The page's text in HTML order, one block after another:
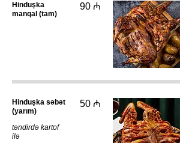
Hinduşka
manqal (tam)
90 ₼
Hinduşka səbət
(yarım)
təndirdə kartof
ilə
50 ₼